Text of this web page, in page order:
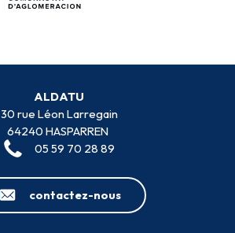
ALDATU
30 rue Léon Larregain
64240 HASPARREN
05 59 70 28 89
contactez-nous